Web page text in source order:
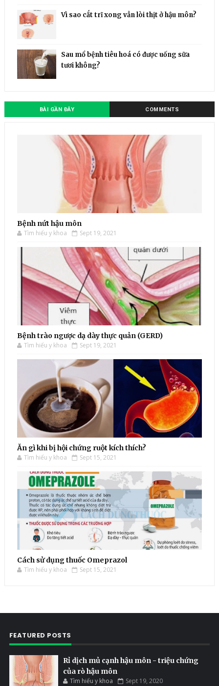
Vì sao cắt trĩ xong vẫn lòi thịt ở hậu môn?
Sau mổ bệnh tiêu hoá có được uống sữa
tươi không?
BÀI GẦN ĐÂY COMMENTS
Bệnh nứt hậu môn
Tìm hiểu y khoa Sept 19, 2021
Bệnh trào ngược dạ dày thực quản (GERD)
Tìm hiểu y khoa Sept 19, 2021
Ăn gì khi bị hội chứng ruột kích thích?
Tìm hiểu y khoa Sept 15, 2021
Cách sử dụng thuốc Omeprazol
Tìm hiểu y khoa Sept 15, 2021
FEATURED POSTS
Rỉ dịch mủ cạnh hậu môn - triệu chứng
của rò hậu môn
Tìm hiểu y khoa Sept 19, 2020